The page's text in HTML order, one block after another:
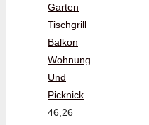
Garten
Tischgrill
Balkon
Wohnung
Und
Picknick
46,26